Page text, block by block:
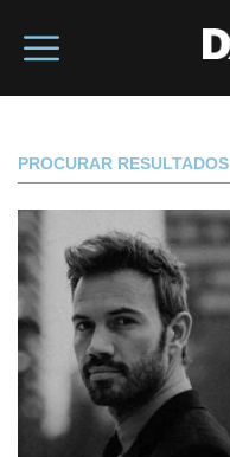
PROCURAR RESULTADOS